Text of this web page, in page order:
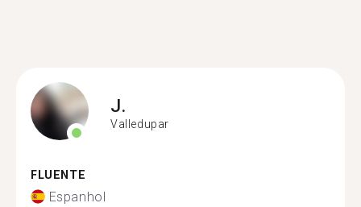
J.
Valledupar
FLUENTE
Espanhol